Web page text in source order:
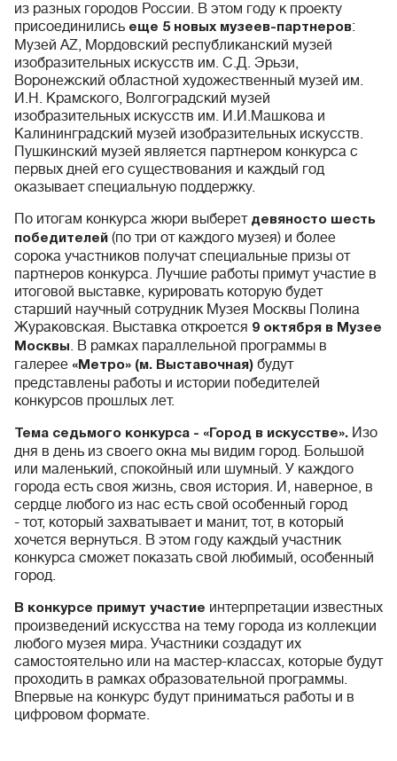
из разных городов России. В этом году к проекту
присоединились еще 5 новых музеев-партнеров:
Музей AZ, Мордовский республиканский музей
изобразительных искусств им. С.Д. Эрьзи,
Воронежский областной художественный музей им.
И.Н. Крамского, Волгоградский музей
изобразительных искусств им. И.И.Машкова и
Калининградский музей изобразительных искусств.
Пушкинский музей является партнером конкурса с
первых дней его существования и каждый год
оказывает специальную поддержку.
По итогам конкурса жюри выберет девяносто шесть
победителей (по три от каждого музея) и более
сорока участников получат специальные призы от
партнеров конкурса. Лучшие работы примут участие в
итоговой выставке, курировать которую будет
старший научный сотрудник Музея Москвы Полина
Жураковская. Выставка откроется 9 октября в Музее
Москвы. В рамках параллельной программы в
галерее «Метро» (м. Выставочная) будут
представлены работы и истории победителей
конкурсов прошлых лет.
Тема седьмого конкурса - «Город в искусстве». Изо
дня в день из своего окна мы видим город. Большой
или маленький, спокойный или шумный. У каждого
города есть своя жизнь, своя история. И, наверное, в
сердце любого из нас есть свой особенный город
- тот, который захватывает и манит, тот, в который
хочется вернуться. В этом году каждый участник
конкурса сможет показать свой любимый, особенный
город.
В конкурсе примут участие интерпретации известных
произведений искусства на тему города из коллекции
любого музея мира. Участники создадут их
самостоятельно или на мастер-классах, которые будут
проходить в рамках образовательной программы.
Впервые на конкурс будут приниматься работы и в
цифровом формате.